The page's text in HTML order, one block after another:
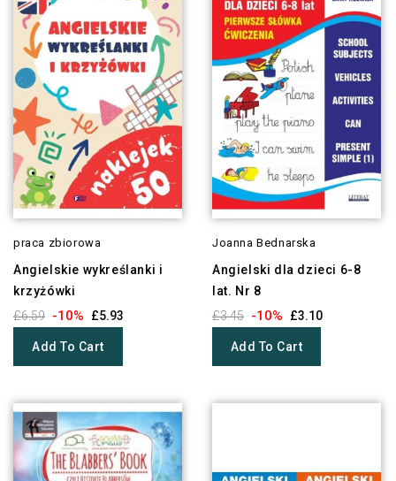
praca zbiorowa
Angielskie wykreślanki i
krzyżówki
£6.59 -10% £5.93
Add To Cart
Joanna Bednarska
Angielski dla dzieci 6-8
lat. Nr 8
£3.45 -10% £3.10
Add To Cart